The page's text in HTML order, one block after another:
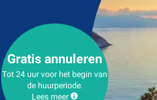
Gratis annuleren
Tot 24 uur voor het begin van
de huurperiode.
Lees meer